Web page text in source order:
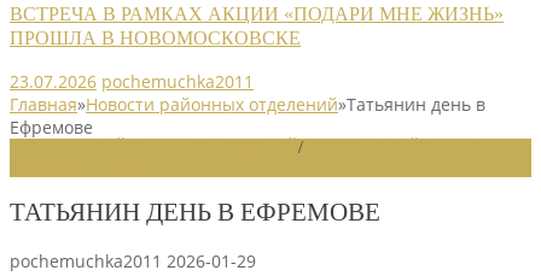
ВСТРЕЧА В РАМКАХ АКЦИИ «ПОДАРИ МНЕ ЖИЗНЬ»
ПРОШЛА В НОВОМОСКОВСКЕ
23.07.2026 pochemuchka2011
Главная»Новости районных отделений»Татьянин день в
Ефремове
/
ТАТЬЯНИН ДЕНЬ В ЕФРЕМОВЕ
pochemuchka2011 2026-01-29